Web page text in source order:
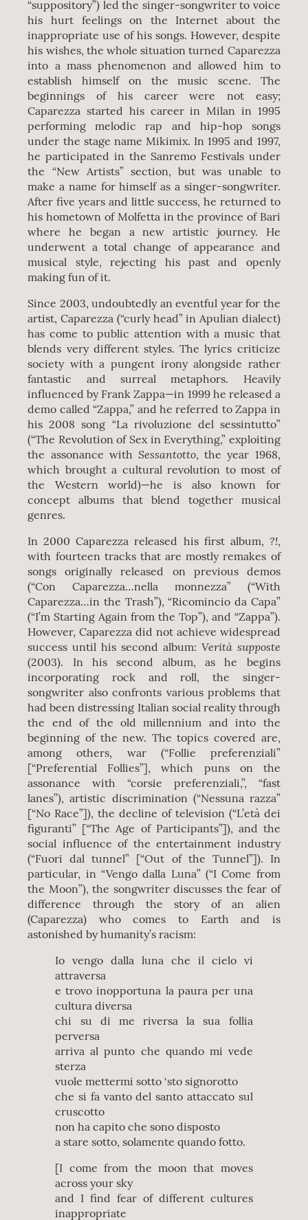
“suppository”) led the singer-songwriter to voice
his hurt feelings on the Internet about the
inappropriate use of his songs. However, despite
his wishes, the whole situation turned Caparezza
into a mass phenomenon and allowed him to
establish himself on the music scene. The
beginnings of his career were not easy;
Caparezza started his career in Milan in 1995
performing melodic rap and hip-hop songs
under the stage name Mikimix. In 1995 and 1997,
he participated in the Sanremo Festivals under
the “New Artists” section, but was unable to
make a name for himself as a singer-songwriter.
After five years and little success, he returned to
his hometown of Molfetta in the province of Bari
where he began a new artistic journey. He
underwent a total change of appearance and
musical style, rejecting his past and openly
making fun of it.
Since 2003, undoubtedly an eventful year for the
artist, Caparezza (“curly head” in Apulian dialect)
has come to public attention with a music that
blends very different styles. The lyrics criticize
society with a pungent irony alongside rather
fantastic and surreal metaphors. Heavily
influenced by Frank Zappa—in 1999 he released a
demo called “Zappa,” and he referred to Zappa in
his 2008 song “La rivoluzione del sessintutto”
(“The Revolution of Sex in Everything,” exploiting
the assonance with Sessantotto, the year 1968,
which brought a cultural revolution to most of
the Western world)—he is also known for
concept albums that blend together musical
genres.
In 2000 Caparezza released his first album, ?!,
with fourteen tracks that are mostly remakes of
songs originally released on previous demos
(“Con Caparezza…nella monnezza” (“With
Caparezza…in the Trash”), “Ricomincio da Capa”
(“I’m Starting Again from the Top”), and “Zappa”).
However, Caparezza did not achieve widespread
success until his second album: Verità supposte
(2003). In his second album, as he begins
incorporating rock and roll, the singer-
songwriter also confronts various problems that
had been distressing Italian social reality through
the end of the old millennium and into the
beginning of the new. The topics covered are,
among others, war (“Follie preferenziali”
[“Preferential Follies”], which puns on the
assonance with “corsie preferenziali,”, “fast
lanes”), artistic discrimination (“Nessuna razza”
[“No Race”]), the decline of television (“L’età dei
figuranti” [“The Age of Participants”]), and the
social influence of the entertainment industry
(“Fuori dal tunnel” [“Out of the Tunnel”]). In
particular, in “Vengo dalla Luna” (“I Come from
the Moon”), the songwriter discusses the fear of
difference through the story of an alien
(Caparezza) who comes to Earth and is
astonished by humanity’s racism:
Io vengo dalla luna che il cielo vi
attraversa
e trovo inopportuna la paura per una
cultura diversa
chi su di me riversa la sua follia
perversa
arriva al punto che quando mi vede
sterza
vuole mettermi sotto ‘sto signorotto
che si fa vanto del santo attaccato sul
cruscotto
non ha capito che sono disposto
a stare sotto, solamente quando fotto.
[I come from the moon that moves
across your sky
and I find fear of different cultures
inappropriate